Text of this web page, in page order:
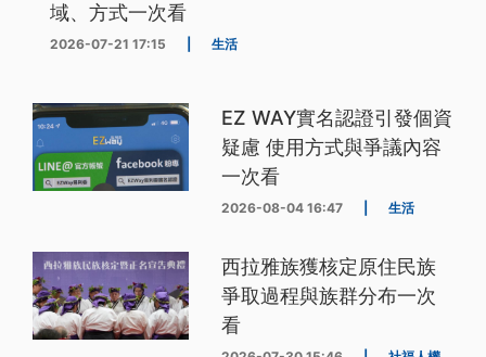
域、方式一次看
2026-07-21 17:15 生活
EZ WAY實名認證引發個資
疑慮 使用方式與爭議內容
一次看
2026-08-04 16:47 生活
西拉雅族獲核定原住民族
爭取過程與族群分布一次
看